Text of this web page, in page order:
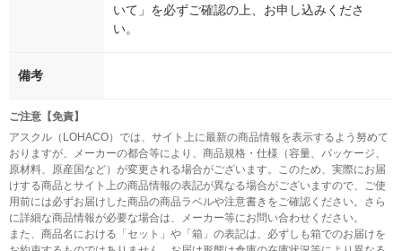
いて」を必ずご確認の上、お申し込みくださ
い。
備考
ご注意【免責】
アスクル（LOHACO）では、サイト上に最新の商品情報を表示するよう努めて
おりますが、メーカーの都合等により、商品規格・仕様（容量、パッケージ、
原材料、原産国など）が変更される場合がございます。このため、実際にお届
けする商品とサイト上の商品情報の表記が異なる場合がございますので、ご使
用前には必ずお届けした商品の商品ラベルや注意書きをご確認ください。さら
に詳細な商品情報が必要な場合は、メーカー等にお問い合わせください。
また、商品名における「セット」や「箱」の表記は、必ずしも箱でのお届けを